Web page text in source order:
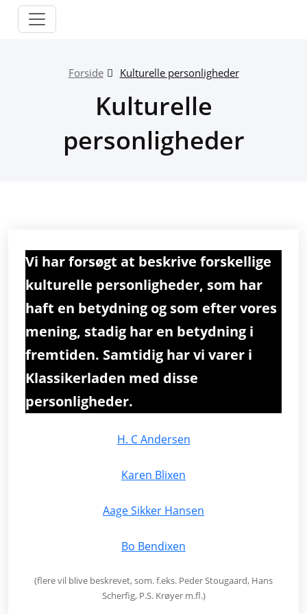
Skip
Forside Kulturelle personligheder
Kulturelle
personligheder
Vi har forsøgt at beskrive forskellige
kulturelle personligheder, som har
haft en betydning og som efter vores
mening, stadig har en betydning i
fremtiden. Samtidig har vi varer i
Klassikerladen med disse
personligheder.
H. C Andersen
Karen Blixen
Aage Sikker Hansen
Bo Bendixen
(flere vil blive beskrevet, som. f.eks. Peder Stougaard, Hans
Scherfig, P.S. Krøyer m.fl.)